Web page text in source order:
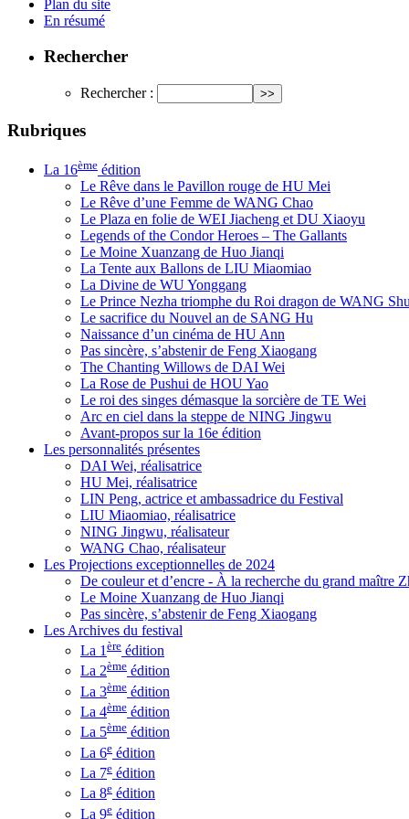
Plan du site
En résumé
Rechercher
Rechercher :
Rubriques
La 16ème édition
Le Rêve dans le Pavillon rouge de HU Mei
Le Rêve d’une Femme de WANG Chao
Le Plaza en folie de WEI Jiacheng et DU Xiaoyu
Legends of the Condor Heroes – The Gallants
Le Moine Xuanzang de Huo Jianqi
La Tente aux Ballons de LIU Miaomiao
La Divine de WU Yonggang
Le Prince Nezha triomphe du Roi dragon de WANG
Le sacrifice du Nouvel an de SANG Hu
Naissance d’un cinéma de HU Ann
Pas sincère, s’abstenir de Feng Xiaogang
The Chanting Willows de DAI Wei
La Rose de Pushui de HOU Yao
Le roi des singes démasque la sorcière de TE Wei
Arc en ciel dans la steppe de NING Jingwu
Avant-propos sur la 16e édition
Les personnalités présentes
DAI Wei, réalisatrice
HU Mei, réalisatrice
LIN Peng, actrice et ambassadrice du Festival
LIU Miaomiao, réalisatrice
NING Jingwu, réalisateur
WANG Chao, réalisateur
Les Projections exceptionnelles de 2024
De couleur et d’encre - À la recherche du grand maître
Le Moine Xuanzang de Huo Jianqi
Pas sincère, s’abstenir de Feng Xiaogang
Les Archives du festival
La 1 ère édition
La 2ème édition
La 3ème édition
La 4ème édition
La 5ème édition
La 6e édition
La 7e édition
La 8e édition
La 9e édition